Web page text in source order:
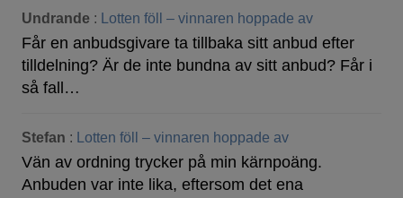
Undrande : Lotten föll – vinnaren hoppade av
Får en anbudsgivare ta tillbaka sitt anbud efter
tilldelning? Är de inte bundna av sitt anbud? Får i
så fall…
Stefan : Lotten föll – vinnaren hoppade av
Vän av ordning trycker på min kärnpoäng.
Anbuden var inte lika, eftersom det ena